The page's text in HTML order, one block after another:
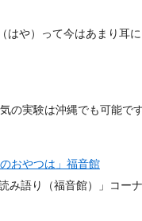
はや）って今はあまり耳
の実験は沖縄でも可能で
おやつは」福音館
み語り（福音館）」コー